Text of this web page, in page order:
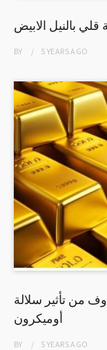
BY 5 YEARSAGO
من تأثير سلالة
أوميكرون
BY 5 YEARSAGO